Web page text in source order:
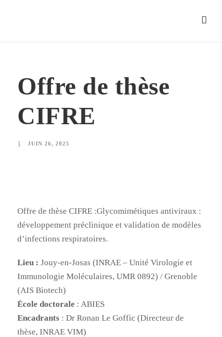
Offre de thèse
CIFRE
JUIN 26, 2025
Offre de thèse CIFRE :Glycomimétiques antiviraux :
développement préclinique et validation de modèles
d’infections respiratoires.
Lieu : Jouy-en-Josas (INRAE – Unité Virologie et
Immunologie Moléculaires, UMR 0892) / Grenoble
(AIS Biotech)
École doctorale : ABIES
Encadrants : Dr Ronan Le Goffic (Directeur de
thèse, INRAE VIM)